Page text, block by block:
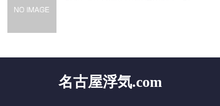
名古屋浮気.com